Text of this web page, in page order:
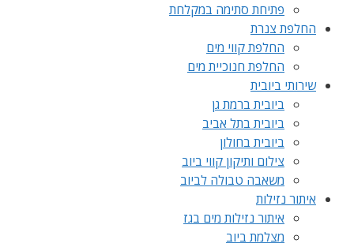
פתיחת סתימה במקלחת
החלפת צנרת
החלפת קווי מים
החלפת חנוכיית מים
שירותי ביובית
ביובית ברמת גן
ביובית בתל אביב
ביובית בחולון
צילום ותיקון קווי ביוב
משאבה טבולה לביוב
איתור נזילות
איתור נזילות מים בגז
מצלמת ביוב